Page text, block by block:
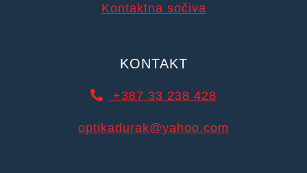
Kontaktna sočiva
KONTAKT
+387 33 238 428
optikadurak@yahoo.com